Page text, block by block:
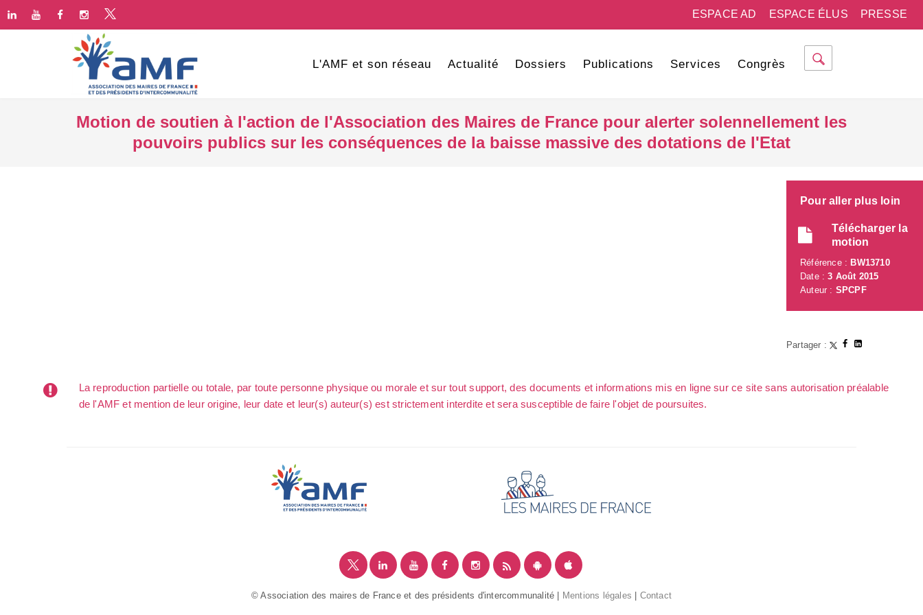
PRESSE
ESPACE ÉLUS
ESPACE AD
L'AMF et son réseau Actualité Dossiers Publications Services Congrès
Motion de soutien à l'action de l'Association des Maires de France pour alerter solennellement les
pouvoirs publics sur les conséquences de la baisse massive des dotations de l'Etat
Pour aller plus loin
Télécharger la
motion
Référence : BW13710
Date :3 Août 2015
Auteur : SPCPF
Partager :
La reproduction partielle ou totale, par toute personne physique ou morale et sur tout support, des documents et informations mis en ligne sur ce site sans autorisation préalable
de l'AMF et mention de leur origine, leur date et leur(s) auteur(s) est strictement interdite et sera susceptible de faire l'objet de poursuites.
© Association des maires de France et des présidents d'intercommunalité | Mentions légales | Contact